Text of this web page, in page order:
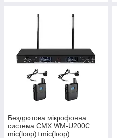
Бездротова мікрофонна
система CMX WM-U200C
mic(loop)+mic(loop)